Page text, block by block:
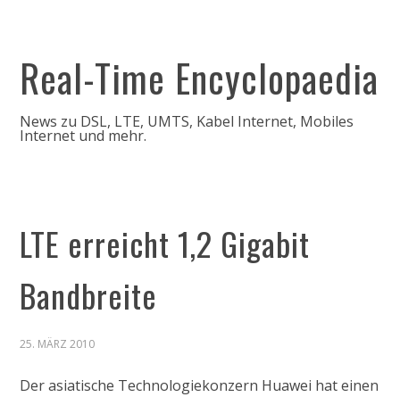
Real-Time Encyclopaedia
News zu DSL, LTE, UMTS, Kabel Internet, Mobiles
Internet und mehr.
LTE erreicht 1,2 Gigabit
Bandbreite
25. MÄRZ 2010
Der asiatische Technologiekonzern Huawei hat einen